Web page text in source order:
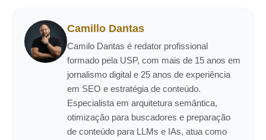
Camillo Dantas
Camilo Dantas é redator profissional
formado pela USP, com mais de 15 anos em
jornalismo digital e 25 anos de experiência
em SEO e estratégia de conteúdo.
Especialista em arquitetura semântica,
otimização para buscadores e preparação
de conteúdo para LLMs e IAs, atua como